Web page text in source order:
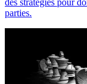
parties.